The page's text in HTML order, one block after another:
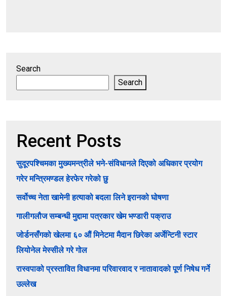
Search
Search
Recent Posts
सुदूरपश्चिमका मुख्यमन्त्रीले भने-संविधानले दिएको अधिकार प्रयोग
गरेर मन्त्रिमण्डल हेरफेर गरेको छु
सर्वोच्च नेता खामेनी हत्याको बदला लिने इरानको घोषणा
गालीगलौज सम्बन्धी मुद्दामा पत्रकार खेम भण्डारी पक्राउ
जोर्डनसँगको खेलमा ६० औं मिनेटमा मैदान छिरेका अर्जेन्टिनी स्टार
लियोनेल मेस्सीले गरे गोल
रास्वपाको प्रस्तावित विधानमा परिवारवाद र नातावादको पूर्ण निषेध गर्ने
उल्लेख